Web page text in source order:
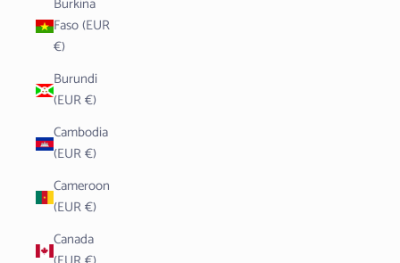
Faso (EUR
€)
Burundi
(EUR €)
Cambodia
(EUR €)
Cameroon
(EUR €)
Canada